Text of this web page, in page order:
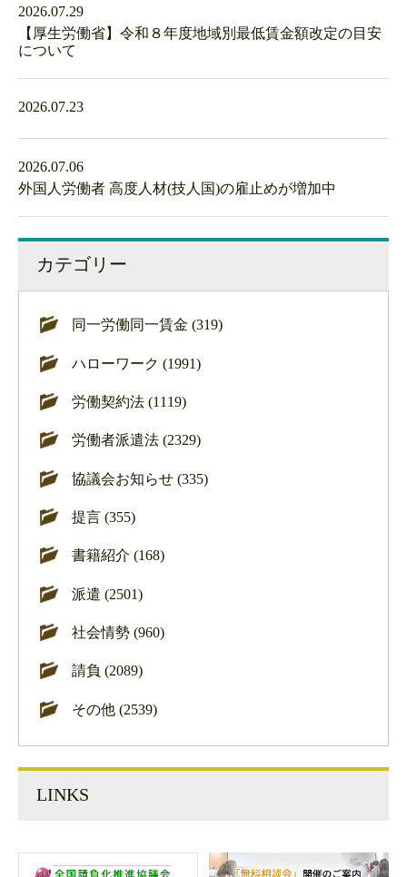
2026.07.29
【厚生労働省】令和８年度地域別最低賃金額改定の目安
について
2026.07.23
2026.07.06
外国人労働者 高度人材(技人国)の雇止めが増加中
カテゴリー
同一労働同一賃金 (319)
ハローワーク (1991)
労働契約法 (1119)
労働者派遣法 (2329)
協議会お知らせ (335)
提言 (355)
書籍紹介 (168)
派遣 (2501)
社会情勢 (960)
請負 (2089)
その他 (2539)
LINKS